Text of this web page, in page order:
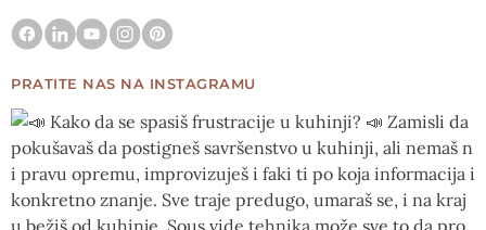
PRATITE NAS NA INSTAGRAMU